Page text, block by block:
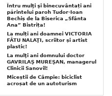
Întru mulţi şi binecuvântați ani
părintelui paroh Tudor-Ioan
Bechiș de la Biserica „Sfânta
Ana” Bistrița!
La mulți ani doamnei VICTORIA
FĂTU NALAŢI, scriitor și artist
plastic!
La mulţi ani domnului doctor
GAVRILAŞ MUREŞAN, managerul
Clinicii Sanovil!
Miceștii de Câmpie: biciclist
acroșat de un autoturism